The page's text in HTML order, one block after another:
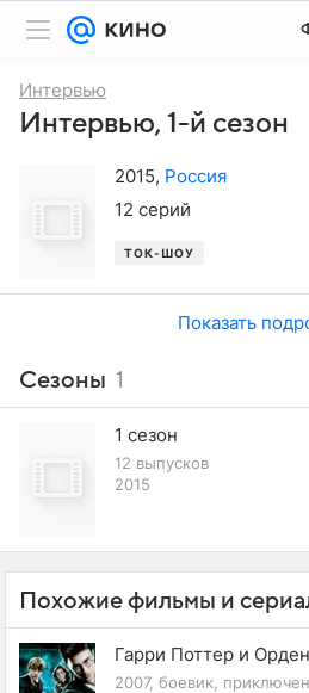
Интервью
Интервью, 1-й сезон
2015, Россия
12 серий
ТОК-ШОУ
Показать
Сезоны 1
1 сезон
12 выпусков
2015
Похожие фильмы и
Гарри Поттер и
2007, боевик,